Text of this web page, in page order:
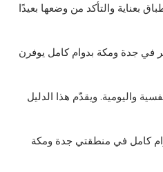
بعناية والتأكد من وضعها بعيدًا
في جدة ومكة بدوام كامل يوفرن
واليومية. ويقدّم هذا الدليل
كامل في منطقتي جدة ومكة